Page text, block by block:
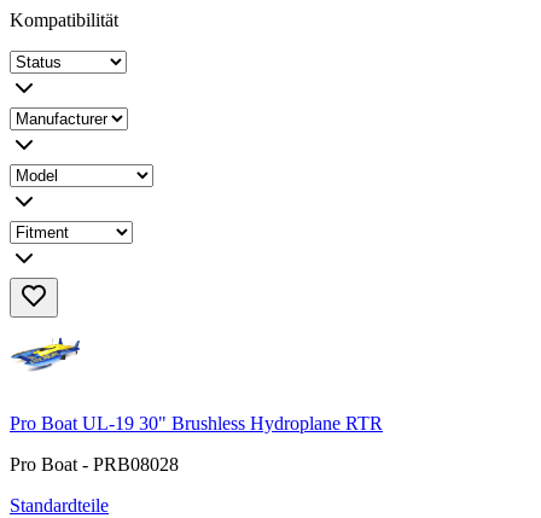
Kompatibilität
Pro Boat UL-19 30" Brushless Hydroplane RTR
Pro Boat - PRB08028
Standardteile